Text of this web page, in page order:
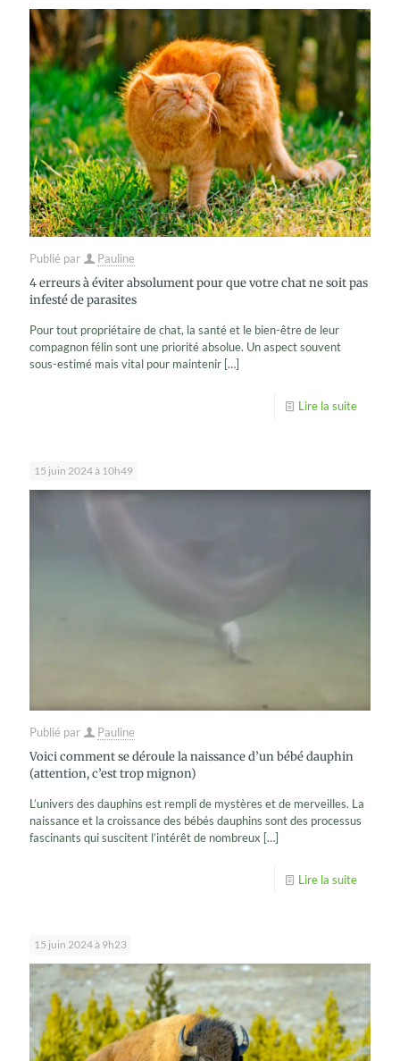
Publié par Pauline
4 erreurs à éviter absolument pour que votre chat ne soit pas
infesté de parasites
Pour tout propriétaire de chat, la santé et le bien-être de leur
compagnon félin sont une priorité absolue. Un aspect souvent
sous-estimé mais vital pour maintenir […]
Lire la suite
15 juin 2024 à 10h49
Publié par Pauline
Voici comment se déroule la naissance d’un bébé dauphin
(attention, c’est trop mignon)
L’univers des dauphins est rempli de mystères et de merveilles. La
naissance et la croissance des bébés dauphins sont des processus
fascinants qui suscitent l’intérêt de nombreux […]
Lire la suite
15 juin 2024 à 9h23